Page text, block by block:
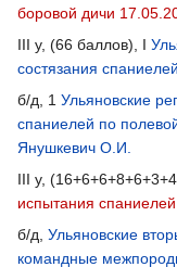
боровой дичи
III у, (66 баллов), I
состязания
б/д, 1 Ульяновские
спаниелей по
Янушкевич О.И.
III у,
испытания
б/д, Ульяновские
командные